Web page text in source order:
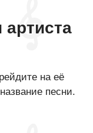
на её
песни.